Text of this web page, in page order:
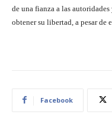
de una fianza a las
obtener su libertad, a pesar de
Facebook